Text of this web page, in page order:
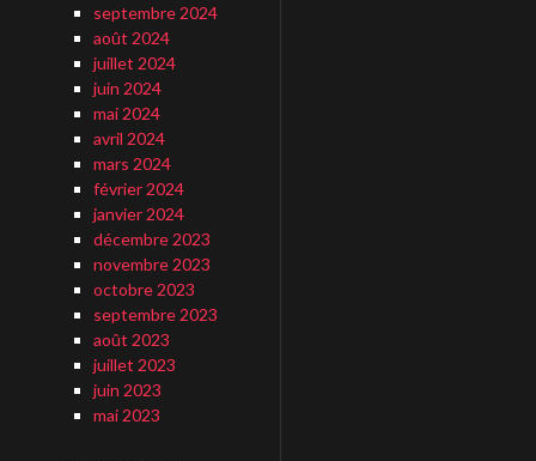
septembre 2024
août 2024
juillet 2024
juin 2024
mai 2024
avril 2024
mars 2024
février 2024
janvier 2024
décembre 2023
novembre 2023
octobre 2023
septembre 2023
août 2023
juillet 2023
juin 2023
mai 2023